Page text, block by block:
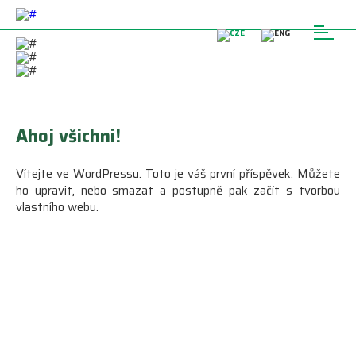
Ahoj všichni!
Vítejte ve WordPressu. Toto je váš první příspěvek. Můžete
ho upravit, nebo smazat a postupně pak začít s tvorbou
vlastního webu.